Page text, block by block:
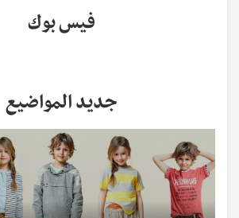
فيس بوك
جديد المواضيع